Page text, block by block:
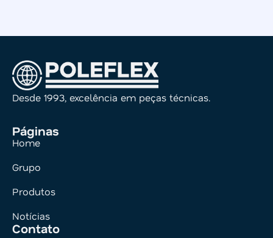
Desde 1993, excelência em peças técnicas.
Páginas
Home
Grupo
Produtos
Notícias
Contato